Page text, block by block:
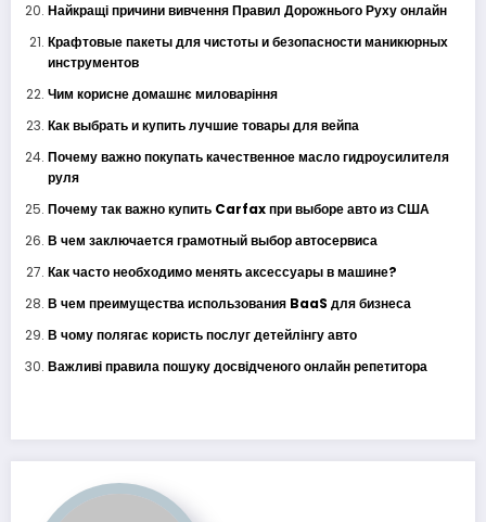
Найкращі причини вивчення Правил Дорожнього Руху онлайн
Крафтовые пакеты для чистоты и безопасности маникюрных
инструментов
Чим корисне домашнє миловаріння
Как выбрать и купить лучшие товары для вейпа
Почему важно покупать качественное масло гидроусилителя
руля
Почему так важно купить Carfax при выборе авто из США
В чем заключается грамотный выбор автосервиса
Как часто необходимо менять аксессуары в машине?
В чем преимущества использования BaaS для бизнеса
В чому полягає користь послуг детейлінгу авто
Важливі правила пошуку досвідченого онлайн репетитора